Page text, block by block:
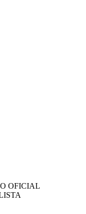
OFICIAL